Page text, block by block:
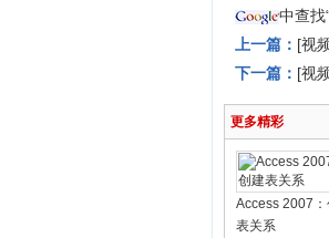
中查找
上一篇： [视
下一篇： [视
更多精彩
Access 2007
表关系